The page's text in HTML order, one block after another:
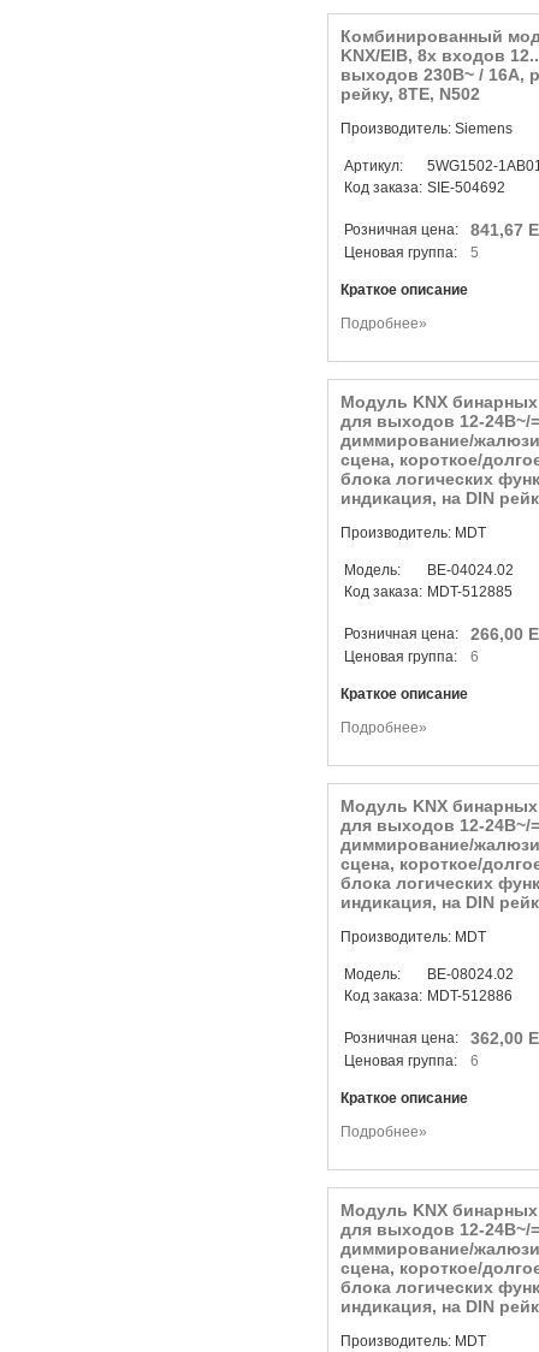
Комбинированный
KNX/EIB, 8x входов
выходов 230В~ / 16А,
рейку, 8TE, N502
Производитель: Siemens
Артикул:
5WG1502-
Код заказа: SIE-504692
Розничная цена: 841,67
Ценовая группа: 5
Краткое описание
Подробнее»
Модуль KNX
для выходов 12-24В~/
диммирование/
сцена, короткое/
блока логических
индикация, на DIN
Производитель: MDT
Модель:
BE-04024.02
Код заказа: MDT-512885
Розничная цена: 266,00
Ценовая группа: 6
Краткое описание
Подробнее»
Модуль KNX
для выходов 12-24В~/
диммирование/
сцена, короткое/
блока логических
индикация, на DIN
Производитель: MDT
Модель:
BE-08024.02
Код заказа: MDT-512886
Розничная цена: 362,00
Ценовая группа: 6
Краткое описание
Подробнее»
Модуль KNX
для выходов 12-24В~/
диммирование/
сцена, короткое/
блока логических
индикация, на DIN
Производитель: MDT